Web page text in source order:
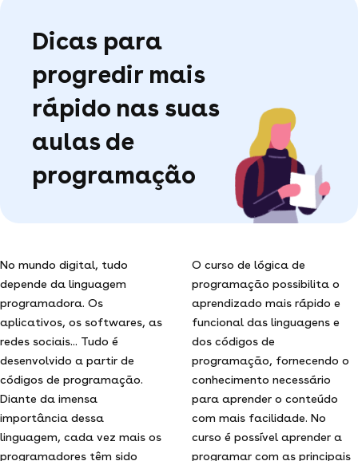
Dicas para
progredir mais
rápido nas suas
aulas de
programação
No mundo digital, tudo
depende da linguagem
programadora. Os
aplicativos, os softwares, as
redes sociais... Tudo é
desenvolvido a partir de
códigos de programação.
Diante da imensa
importância dessa
linguagem, cada vez mais os
programadores têm sido
O curso de lógica de
programação possibilita o
aprendizado mais rápido e
funcional das linguagens e
dos códigos de
programação, fornecendo o
conhecimento necessário
para aprender o conteúdo
com mais facilidade. No
curso é possível aprender a
programar com as principais